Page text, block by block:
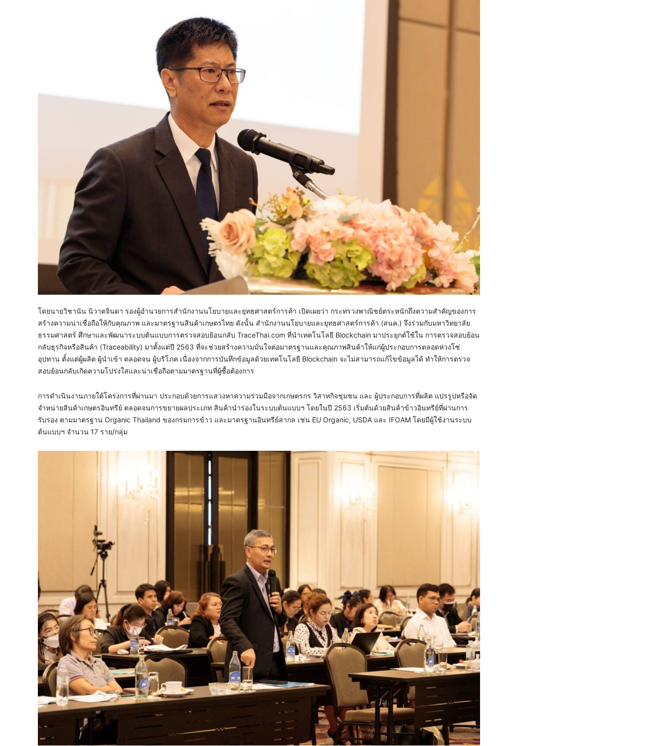
โดยนายวิชานัน นิวาตจินดา รองผู้อํานวยการสํานักงานนโยบายและยุทธศาสตร์การค้า เปิดเผยว่า กระทรวงพาณิชย์ตระหนักถึงความสำคัญของการ
สร้างความน่าเชื่อถือให้กับคุณภาพ และมาตรฐานสินค้าเกษตรไทย ดังนั้น สำนักงานนโยบายและยุทธศาสตร์การค้า (สนค.) จึงร่วมกับมหาวิทยาลัย
ธรรมศาสตร์ ศึกษาและพัฒนาระบบต้นแบบการตรวจสอบย้อนกลับ TraceThai.com ที่นำเทคโนโลยี Blockchain มาประยุกต์ใช้ใน การตรวจสอบย้อน
กลับธุรกิจหรือสินค้า (Traceability) มาตั้งแต่ปี 2563 ที่จะช่วยสร้างความมั่นใจต่อมาตรฐานและคุณภาพสินค้าให้แก่ผู้ประกอบการตลอดห่วงโซ่
อุปทาน ตั้งแต่ผู้ผลิต ผู้นำเข้า ตลอดจน ผู้บริโภค เนื่องจากการบันทึกข้อมูลด้วยเทคโนโลยี Blockchain จะไม่สามารถแก้ไขข้อมูลได้ ทำให้การตรวจ
สอบย้อนกลับเกิดความโปร่งใสและน่าเชื่อถือตามมาตรฐานที่ผู้ซื้อต้องการ
การดำเนินงานภายใต้โครงการที่ผ่านมา ประกอบด้วยการแสวงหาความร่วมมือจากเกษตรกร วิสาหกิจชุมชน และ ผู้ประกอบการที่ผลิต แปรรูปหรือจัด
จำหน่ายสินค้าเกษตรอินทรีย์ ตลอดจนการขยายผลประเภท สินค้านำร่องในระบบต้นแบบฯ โดยในปี 2563 เริ่มต้นด้วยสินค้าข้าวอินทรีย์ที่ผ่านการ
รับรอง ตามมาตรฐาน Organic Thailand ของกรมการข้าว และมาตรฐานอินทรีย์สากล เช่น EU Organic, USDA และ IFOAM โดยมีผู้ใช้งานระบบ
ต้นแบบฯ จำนวน 17 ราย/กลุ่ม